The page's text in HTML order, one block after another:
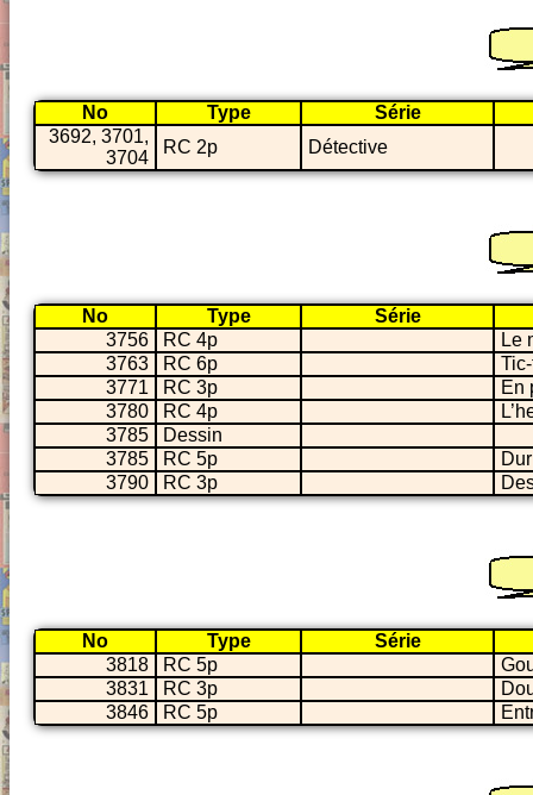
No Type
Série
3692, 3701,
3704
RC 2p Détective
No Type
Série
3756
RC 4p
Le
3763
RC 6p
3771
RC 3p
En
3780
RC 4p
3785
Dessin
3785
RC 5p
3790
RC 3p
No Type
Série
3818
RC 5p
3831
RC 3p
3846
RC 5p